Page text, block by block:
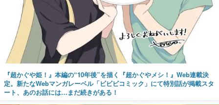
『超かぐや姫！』本編の“10年後”を描く『超かぐやメシ！』Web連載決
定。新たなWebマンガレーベル「ビビビコミック」にて特別話が掲載スタ
ート、あのお話には…まだ続きがある！